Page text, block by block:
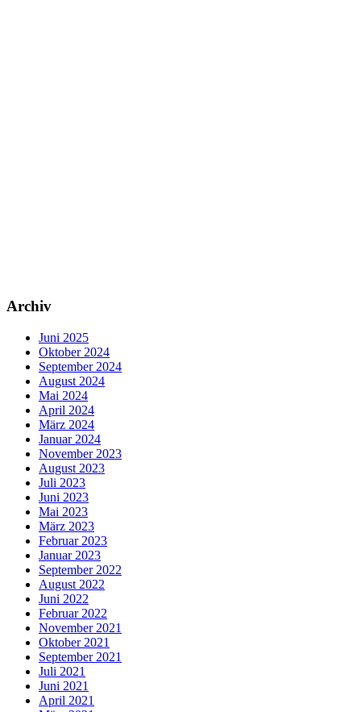
Archiv
Juni 2025
Oktober 2024
September 2024
August 2024
Mai 2024
April 2024
März 2024
Januar 2024
November 2023
August 2023
Juli 2023
Juni 2023
Mai 2023
März 2023
Februar 2023
Januar 2023
September 2022
August 2022
Juni 2022
Februar 2022
November 2021
Oktober 2021
September 2021
Juli 2021
Juni 2021
April 2021